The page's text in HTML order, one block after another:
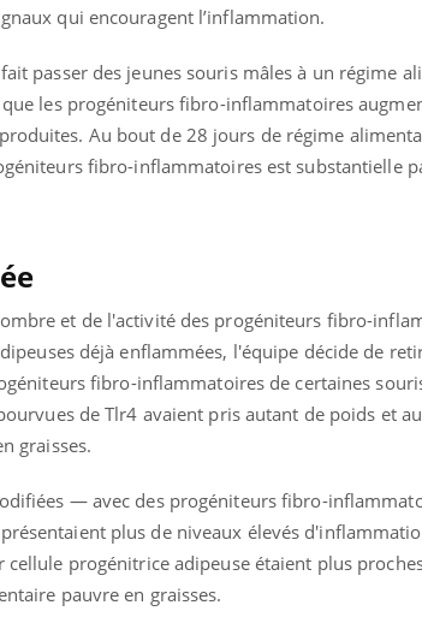
qui encouragent l’inflammation.
passer des jeunes souris mâles à un régime
les progéniteurs fibro-inflammatoires
Au bout de 28 jours de régime
fibro-inflammatoires est substantielle
et de l'activité des progéniteurs fibro-
déjà enflammées, l'équipe décide de
fibro-inflammatoires de certaines
de Tlr4 avaient pris autant de poids et
graisses.
— avec des progéniteurs fibro-
plus de niveaux élevés
progénitrice adipeuse étaient plus
pauvre en graisses.
en fer : comprendre pour
Youtube
irritabilité, brouillard mental ou
Les symptômes de la
Youtube
Insuline &
osait en
En 2026,